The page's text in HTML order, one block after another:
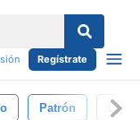
Regístrate
Patrón